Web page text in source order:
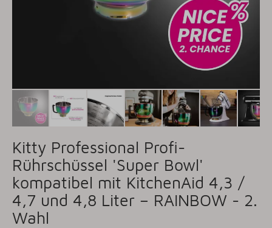
Kitty Professional Profi-
Rührschüssel 'Super Bowl'
kompatibel mit KitchenAid 4,3 /
4,7 und 4,8 Liter – RAINBOW - 2.
Wahl